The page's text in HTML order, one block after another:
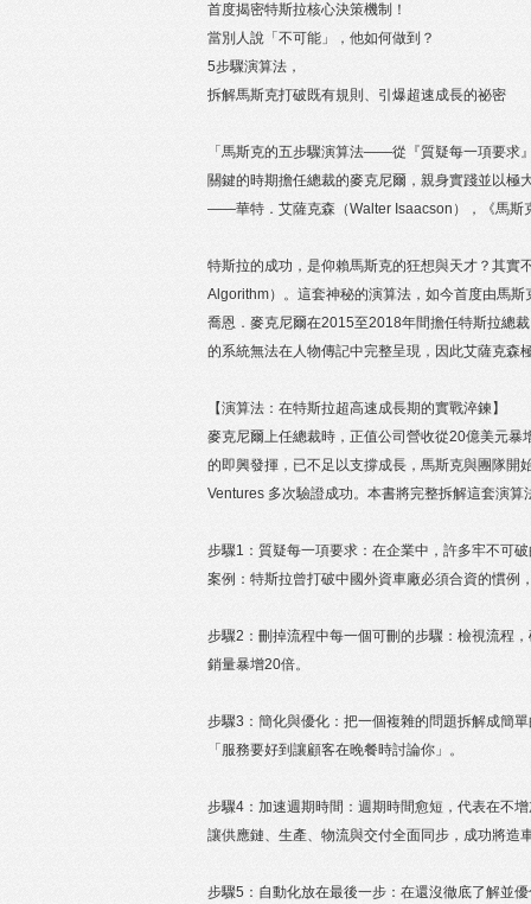
首度揭密特斯拉核心決策機制！
當別人說「不可能」，他如何做到？
5步驟演算法，
拆解馬斯克打破既有規則、引爆超速成長的祕密
「馬斯克的五步驟演算法——從『質疑每一項要
關鍵的時期擔任總裁的麥克尼爾，親身實踐並以極
——華特．艾薩克森（Walter Isaacson），《馬斯
特斯拉的成功，是仰賴馬斯克的狂想與天才？其
Algorithm）。這套神秘的演算法，如今首度由馬
喬恩．麥克尼爾在2015至2018年間擔任特斯拉總
的系統無法在人物傳記中完整呈現，因此艾薩克森
【演算法：在特斯拉超高速成長期的實戰淬鍊】
麥克尼爾上任總裁時，正值公司營收從20億美元
的即興發揮，已不足以支撐成長，馬斯克與團隊開
Ventures 多次驗證成功。本書將完整拆解這套演算
步驟1：質疑每一項要求：在企業中，許多牢不可
案例：特斯拉曾打破中國外資車廠必須合資的慣例
步驟2：刪掉流程中每一個可刪的步驟：檢視流程
銷量暴增20倍。
步驟3：簡化與優化：把一個複雜的問題拆解成簡
「服務要好到讓顧客在晚餐時討論你」。
步驟4：加速週期時間：週期時間愈短，代表在不
讓供應鏈、生產、物流與交付全面同步，成功將造
步驟5：自動化放在最後一步：在還沒徹底了解並